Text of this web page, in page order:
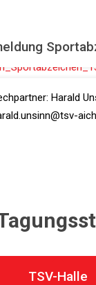
Harald
TSV-Halle